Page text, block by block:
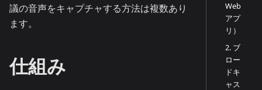
議の音声をキャプチャする方法は複数あり
ます。
仕組み
Web
アプ
リ）
2. ブ
ロー
ドキ
ャス